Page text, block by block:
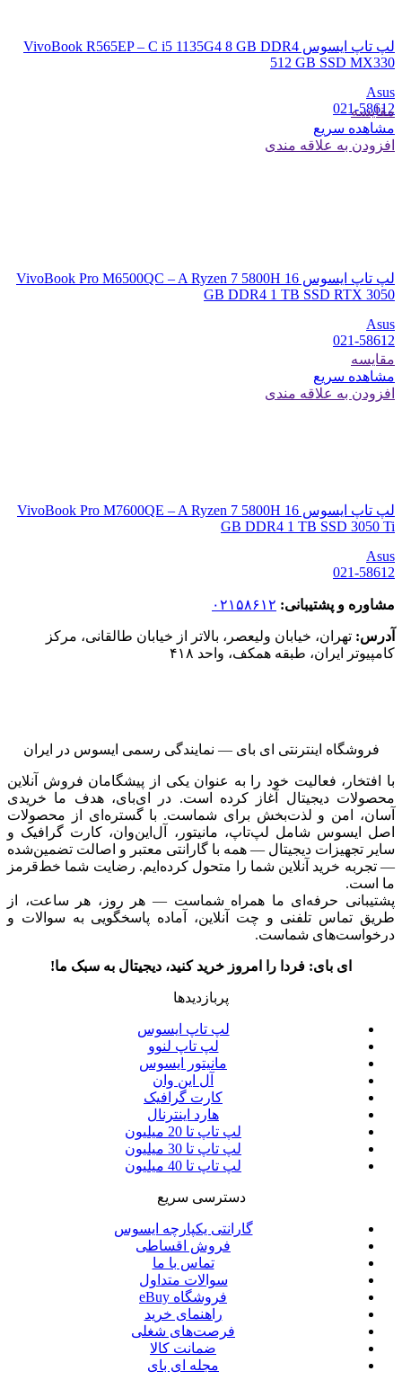
لپ تاپ ایسوس VivoBook R565EP – C i5 1135G4 8 GB DDR4
512 GB SSD MX330
Asus
021-58612
مقایسه
مشاهده سریع
افزودن به علاقه مندی
لپ تاپ ایسوس VivoBook Pro M6500QC – A Ryzen 7 5800H 16
GB DDR4 1 TB SSD RTX 3050
Asus
021-58612
مقایسه
مشاهده سریع
افزودن به علاقه مندی
لپ تاپ ایسوس VivoBook Pro M7600QE – A Ryzen 7 5800H 16
GB DDR4 1 TB SSD 3050 Ti
Asus
021-58612
مشاوره و پشتیبانی: ۰۲۱۵۸۶۱۲
آدرس: تهران، خیابان ولیعصر، بالاتر از خیابان طالقانی، مرکز
کامپیوتر ایران، طبقه همکف، واحد ۴۱۸
فروشگاه اینترنتی ای‌ بای — نمایندگی رسمی ایسوس در ایران
با افتخار، فعالیت خود را به عنوان یکی از پیشگامان فروش آنلاین
محصولات دیجیتال آغاز کرده است. در ای‌بای، هدف ما خریدی
آسان، امن و لذت‌بخش برای شماست. با گستره‌ای از محصولات
اصل ایسوس شامل لپ‌تاپ، مانیتور، آل‌این‌وان، کارت گرافیک و
سایر تجهیزات دیجیتال — همه با گارانتی معتبر و اصالت تضمین‌شده
— تجربه خرید آنلاین شما را متحول کرده‌ایم. رضایت شما خط‌قرمز
ما است.
پشتیبانی حرفه‌ای ما همراه شماست — هر روز، هر ساعت، از
طریق تماس تلفنی و چت آنلاین، آماده پاسخگویی به سوالات و
درخواست‌های شماست.
ای بای: فردا را امروز خرید کنید، دیجیتال به سبک ما!
پربازدیدها
لپ تاپ ایسوس
لپ تاپ لنوو
مانیتور ایسوس
آل این وان
کارت گرافیک
هارد اینترنال
لپ تاپ تا 20 میلیون
لپ تاپ تا 30 میلیون
لپ تاپ تا 40 میلیون
دسترسی سریع
گارانتی یکپارچه ایسوس
فروش اقساطی
تماس با ما
سوالات متداول
فروشگاه eBuy
راهنمای خرید
فرصت‌های شغلی
ضمانت کالا
مجله ای بای